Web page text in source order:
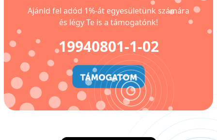
Ajánld fel adód 1%-át egyesületünk számára
és légy Te is a támogatónk!
19940801-1-02